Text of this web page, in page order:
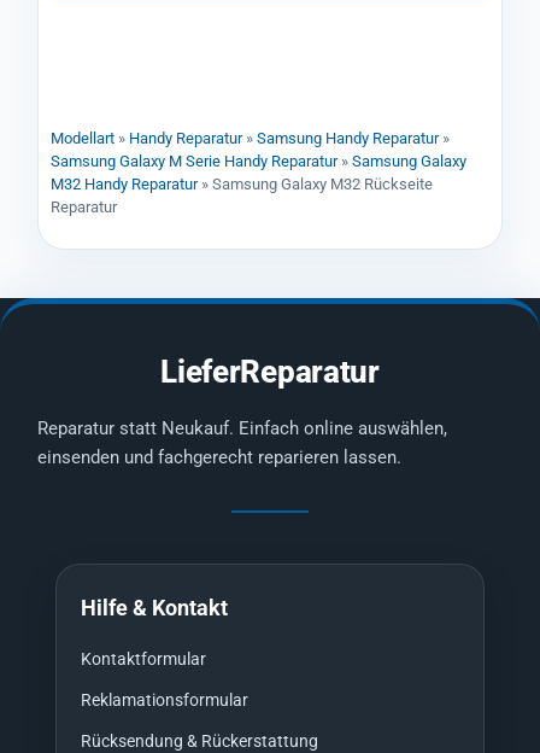
Modellart » Handy Reparatur» Samsung Handy Reparatur»
Samsung Galaxy M Serie Handy Reparatur» Samsung Galaxy
M32 Handy Reparatur» Samsung Galaxy M32 Rückseite
Reparatur
LieferReparatur
Reparatur statt Neukauf. Einfach online auswählen,
einsenden und fachgerecht reparieren lassen.
Hilfe & Kontakt
Kontaktformular
Reklamationsformular
Rücksendung & Rückerstattung